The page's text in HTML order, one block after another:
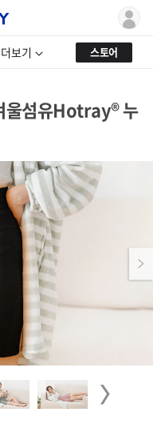
더보기 스토어
울섬유Hotray® 누
Next
Next